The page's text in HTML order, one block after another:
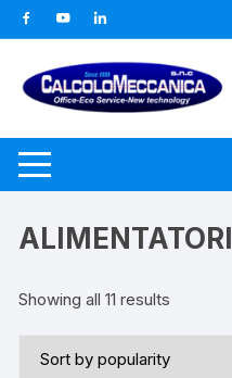
al
contenuto
ALIMENTATORI
Showing all 11 results